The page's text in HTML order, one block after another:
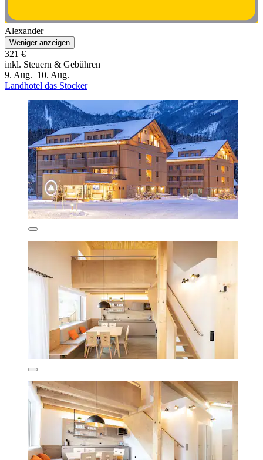
Alexander
Weniger anzeigen
321 €
inkl. Steuern & Gebühren
9. Aug.–10. Aug.
Landhotel das Stocker